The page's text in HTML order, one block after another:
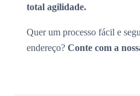
total agilidade.
Quer um processo fácil e
endereço? Conte com a